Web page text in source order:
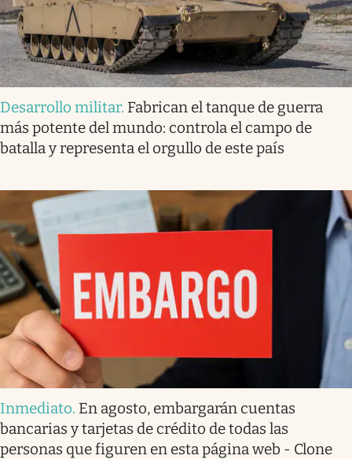
Desarrollo militar. Fabrican el tanque de guerra
más potente del mundo: controla el campo de
batalla y representa el orgullo de este país
Inmediato. En agosto, embargarán cuentas
bancarias y tarjetas de crédito de todas las
personas que figuren en esta página web - Clone